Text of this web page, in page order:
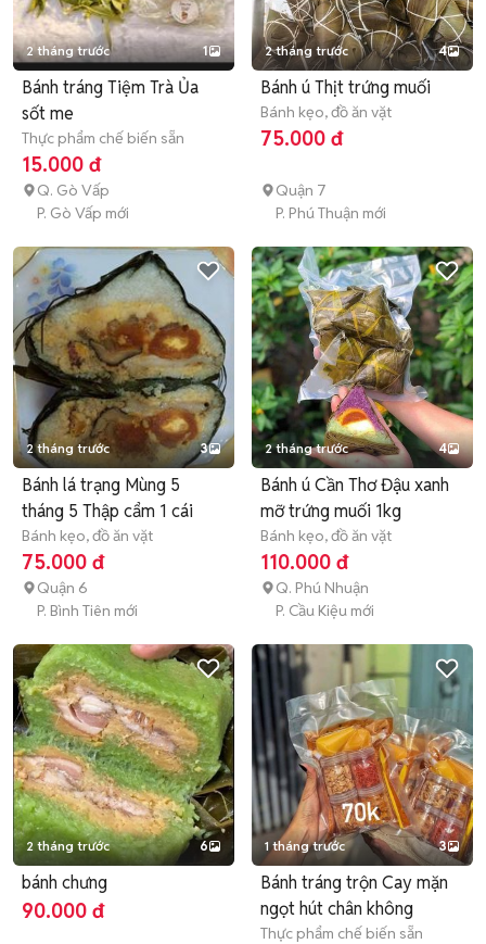
2 tháng trước 1
Bánh tráng Tiệm Trà Ủa
sốt me
Thực phẩm chế biến sẵn
15.000 đ
Q. Gò Vấp
P. Gò Vấp mới
2 tháng trước 4
Bánh ú Thịt trứng muối
Bánh kẹo, đồ ăn vặt
75.000 đ
Quận 7
P. Phú Thuận mới
2 tháng trước 3
Bánh lá trạng Mùng 5
tháng 5 Thập cẩm 1 cái
Bánh kẹo, đồ ăn vặt
75.000 đ
Quận 6
P. Bình Tiên mới
2 tháng trước 4
Bánh ú Cần Thơ Đậu xanh
mỡ trứng muối 1kg
Bánh kẹo, đồ ăn vặt
110.000 đ
Q. Phú Nhuận
P. Cầu Kiệu mới
2 tháng trước 6
bánh chưng
90.000 đ
1 tháng trước 3
Bánh tráng trộn Cay mặn
ngọt hút chân không
Thực phẩm chế biến sẵn